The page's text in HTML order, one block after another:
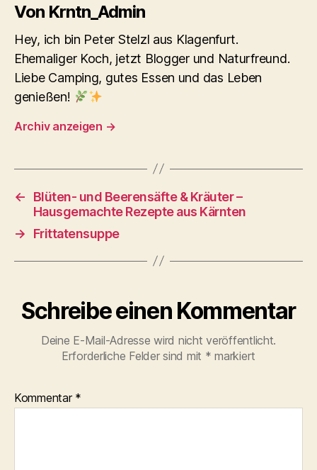
Von Krntn_Admin
Hey, ich bin Peter Stelzl aus Klagenfurt.
Ehemaliger Koch, jetzt Blogger und Naturfreund.
Liebe Camping, gutes Essen und das Leben
genießen!
Archiv anzeigen →
←
Blüten- und Beerensäfte & Kräuter –
Hausgemachte Rezepte aus Kärnten
→
Frittatensuppe
Schreibe einen Kommentar
Deine E-Mail-Adresse wird nicht veröffentlicht.
Erforderliche Felder sind mit * markiert
Kommentar *